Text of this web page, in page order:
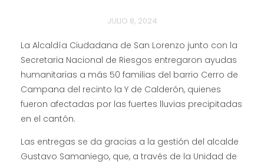
JULIO 8, 2024
La Alcaldía Ciudadana de San Lorenzo junto con la
Secretaria Nacional de Riesgos entregaron ayudas
humanitarias a más 50 familias del barrio Cerro de
Campana del recinto la Y de Calderón, quienes
fueron afectadas por las fuertes lluvias precipitadas
en el cantón.
Las entregas se da gracias a la gestión del alcalde
Gustavo Samaniego, que, a través de la Unidad de